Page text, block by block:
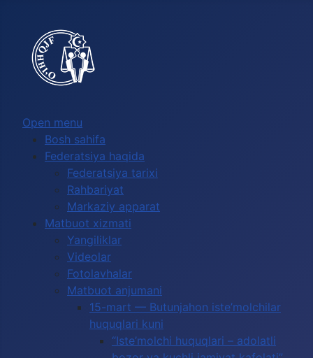
Open menu
Bosh sahifa
Federatsiya haqida
Federatsiya tarixi
Rahbariyat
Markaziy apparat
Matbuot xizmati
Yangiliklar
Videolar
Fotolavhalar
Matbuot anjumani
15-mart — Butunjahon iste’molchilar
huquqlari kuni
“Iste’molchi huquqlari – adolatli